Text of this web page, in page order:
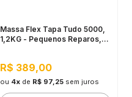
Massa Flex Tapa Tudo 5000,
1,2KG - Pequenos Reparos,
R$ 389,00
ou 4xde R$ 97,25 sem juros